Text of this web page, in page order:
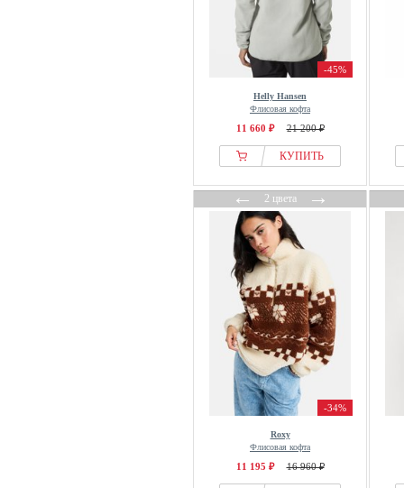
-45%
Helly Hansen
Флисовая кофта
11 660 ₽ 21 200 ₽
КУПИТЬ
←2 цвета→
-34%
Roxy
Флисовая кофта
11 195 ₽ 16 960 ₽